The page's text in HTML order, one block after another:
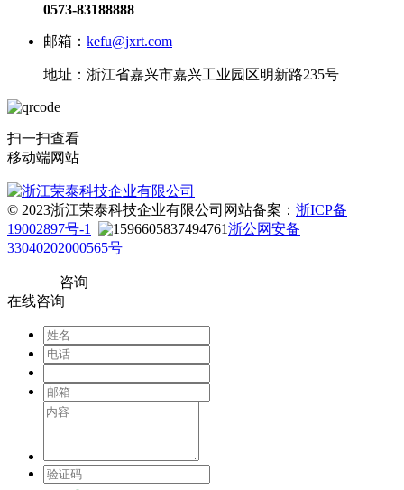
0573-83188888
邮箱： kefu@jxrt.com
地址：浙江省嘉兴市嘉兴工业园区明新路235号
扫一扫查看
移动端网站
© 2023浙江荣泰科技企业有限公司 网站备案： 浙ICP备
19002897号-1
浙公网安备
33040202000565号
咨询
在线咨询